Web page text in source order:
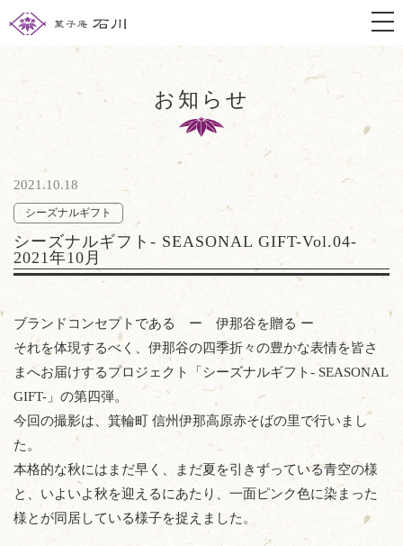
お知らせ
2021.10.18
シーズナルギフト
シーズナルギフト- SEASONAL GIFT-Vol.04-
2021年10月
ブランドコンセプトである ー 伊那谷を贈る ー
それを体現するべく、伊那谷の四季折々の豊かな表情を皆さ
まへお届けするプロジェクト「シーズナルギフト- SEASONAL
GIFT-」の第四弾。
今回の撮影は、箕輪町 信州伊那高原赤そばの里で行いまし
た。
本格的な秋にはまだ早く、まだ夏を引きずっている青空の様
と、いよいよ秋を迎えるにあたり、一面ピンク色に染まった
様とが同居している様子を捉えました。